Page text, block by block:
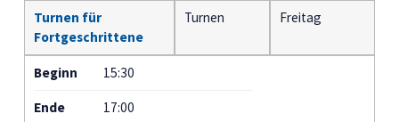
Turnen für
Fortgeschrittene
Turnen Freitag
Beginn 15:30
Ende 17:00